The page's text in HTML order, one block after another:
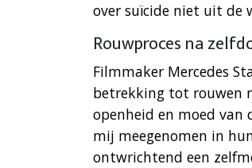
over suïcide niet uit de
Rouwproces na
Filmmaker Mercedes
betrekking tot rouwen
openheid en moed van
mij meegenomen in
ontwrichtend een